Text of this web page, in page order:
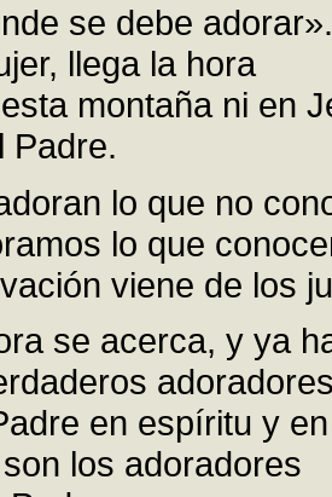
se debe
llega la hora
montaña ni en
Padre.
lo que no
lo que
viene de los
se acerca, y ya
en espíritu y
los adoradores